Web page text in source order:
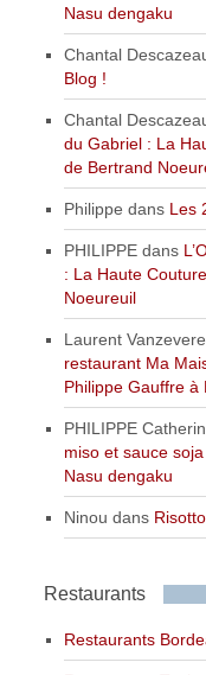
Nasu dengaku
Chantal
Blog !
Chantal
du Gabriel : La
de Bertrand
Philippe dans Les
PHILIPPE dans
: La Haute
Noeureuil
Laurent
restaurant Ma
Philippe Gauffre à
PHILIPPE
miso et sauce
Nasu dengaku
Ninou dans
Restaurants
Restaurants